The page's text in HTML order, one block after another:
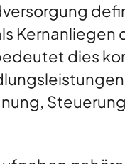
Kernanliegen
dies